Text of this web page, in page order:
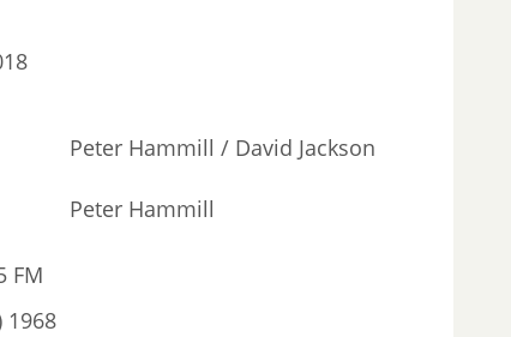
Peter Hammill / David Jackson
Peter Hammill
FM
1968